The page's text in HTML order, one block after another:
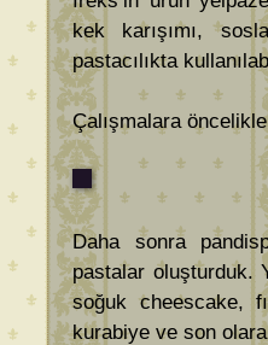
kek karışımı,
pastacılıkta
Çalışmalara
Daha sonra
pastalar oluşturduk.
soğuk cheescake,
kurabiye ve son